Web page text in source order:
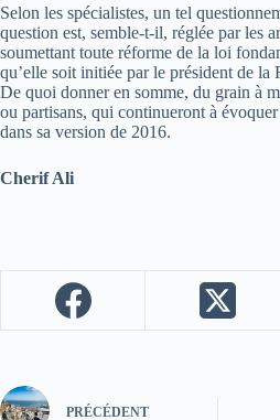
Selon les spécialistes, un tel
question est, semble-t-il, réglée par les
soumettant toute réforme de la loi
qu’elle soit initiée par le président de la
De quoi donner en somme, du grain à
ou partisans, qui continueront à
dans sa version de 2016.
Cherif Ali
PRÉCÉDENT